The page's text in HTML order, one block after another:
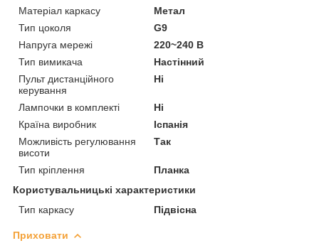
Матеріал каркасу
Метал
Тип цоколя
G9
Напруга мережі
220~240 В
Тип вимикача
Настінний
Пульт дистанційного
керування
Ні
Лампочки в комплекті
Ні
Країна виробник
Іспанія
Можливість регулювання
висоти
Так
Тип кріплення
Планка
Користувальницькі характеристики
Тип каркасу
Підвісна
Приховати